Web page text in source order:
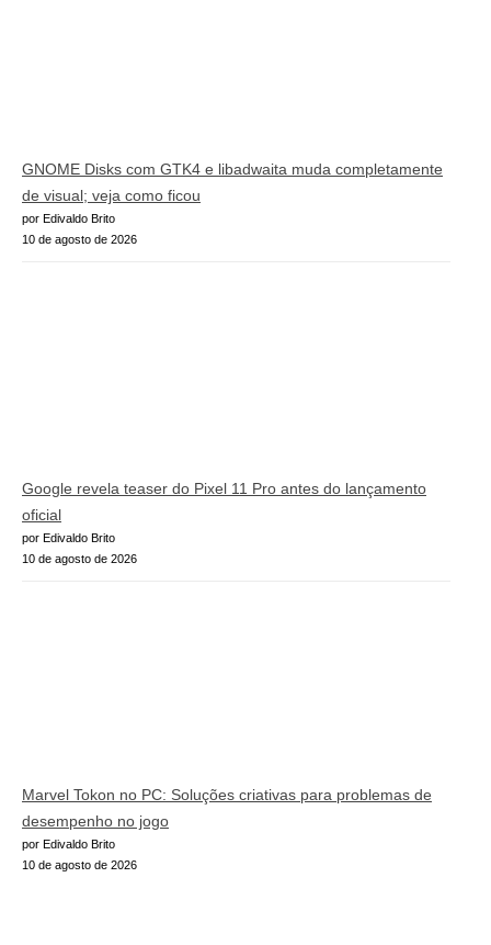
GNOME Disks com GTK4 e libadwaita muda completamente
de visual; veja como ficou
por Edivaldo Brito
10 de agosto de 2026
Google revela teaser do Pixel 11 Pro antes do lançamento
oficial
por Edivaldo Brito
10 de agosto de 2026
Marvel Tokon no PC: Soluções criativas para problemas de
desempenho no jogo
por Edivaldo Brito
10 de agosto de 2026